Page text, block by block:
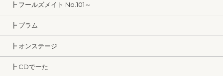
┣ フールズメイト No.101～
┣ プラム
┣ オンステージ
┣ CDでーた